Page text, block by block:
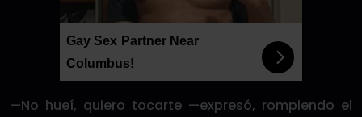
Gay Sex Partner Near
Columbus!
—No hueí, quiero tocarte —expresó, rompiendo el